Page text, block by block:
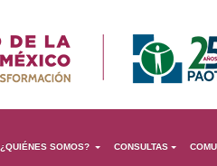
¿QUIÉNES SOMOS? CONSULTAS